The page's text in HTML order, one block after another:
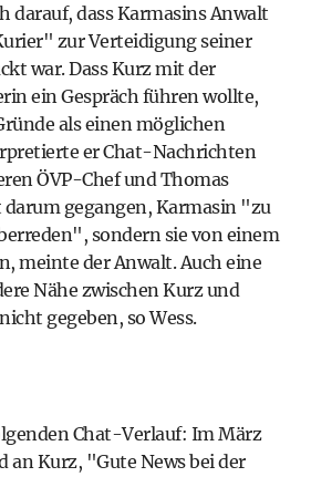
darauf, dass Karmasins Anwalt
zur Verteidigung seiner
war. Dass Kurz mit der
ein Gespräch führen wollte,
als einen möglichen
er Chat-Nachrichten
ÖVP-Chef und Thomas
darum gegangen, Karmasin "zu
sondern sie von einem
meinte der Anwalt. Auch eine
Nähe zwischen Kurz und
gegeben, so Wess.
Chat-Verlauf: Im März
an Kurz, "Gute News bei der